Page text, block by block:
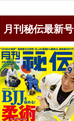
月刊秘伝最新号